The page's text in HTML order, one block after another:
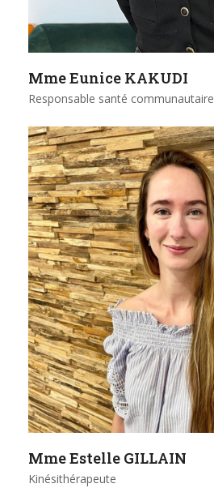
Mme Eunice KAKUDI
Responsable santé communautaire
Mme Estelle GILLAIN
Kinésithérapeute